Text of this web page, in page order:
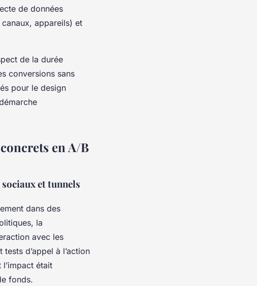
de données
appareils) et
de la durée
conversions sans
pour le design
en A/B
et tunnels
dans des
la
avec les
d’appel à l’action
était
fonds.